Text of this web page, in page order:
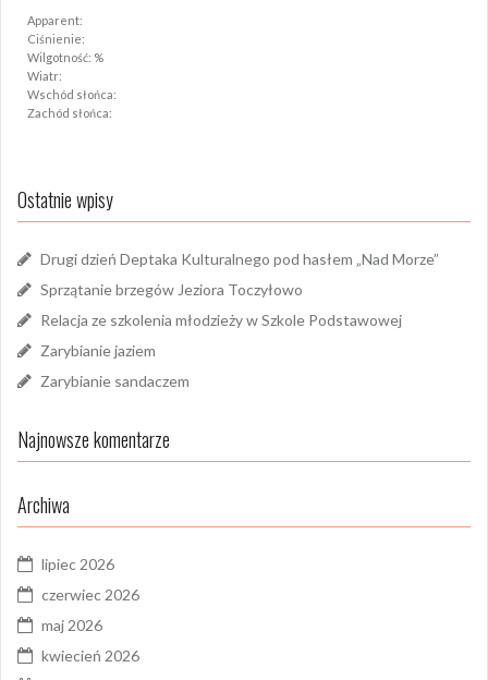
Apparent:
Ciśnienie:
Wilgotność: %
Wiatr:
Wschód słońca:
Zachód słońca:
Ostatnie wpisy
Drugi dzień Deptaka Kulturalnego pod hasłem „Nad Morze”
Sprzątanie brzegów Jeziora Toczyłowo
Relacja ze szkolenia młodzieży w Szkole Podstawowej
Zarybianie jaziem
Zarybianie sandaczem
Najnowsze komentarze
Archiwa
lipiec 2026
czerwiec 2026
maj 2026
kwiecień 2026